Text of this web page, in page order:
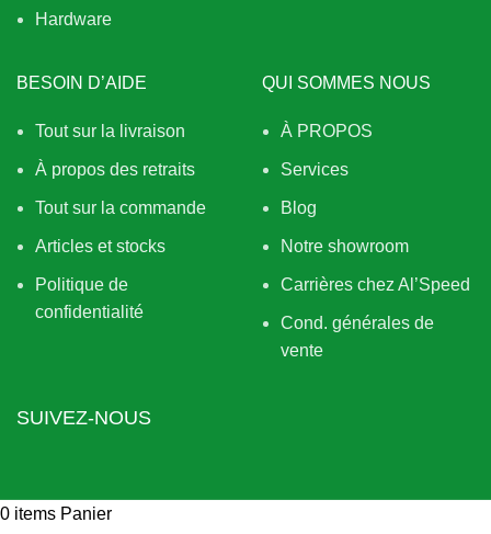
Hardware
BESOIN D’AIDE
Tout sur la livraison
À propos des retraits
Tout sur la commande
Articles et stocks
Politique de
confidentialité
QUI SOMMES NOUS
À PROPOS
Services
Blog
Notre showroom
Carrières chez Al’Speed
Cond. générales de
vente
SUIVEZ-NOUS
0 items Panier